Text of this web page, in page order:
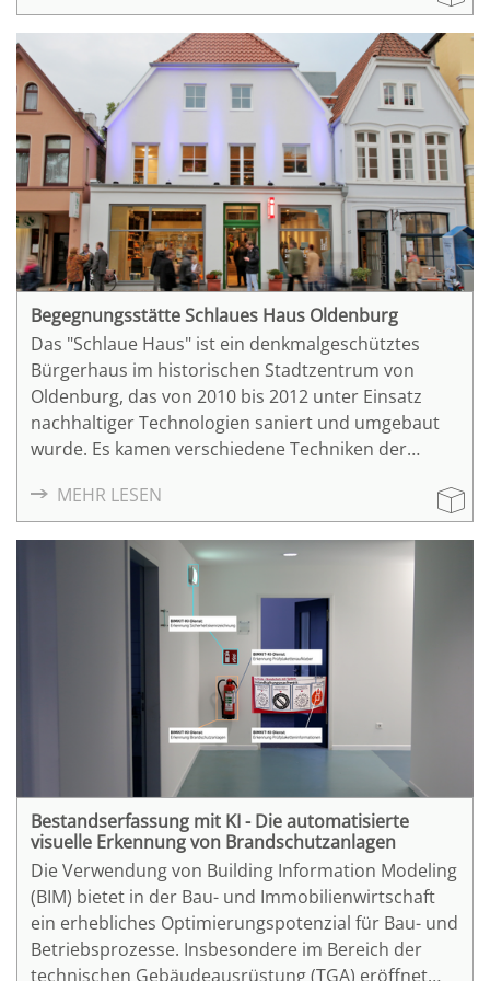
im Sockel, im Sohlbereich an Stützen und Wänden
von Tiefgaragen dieser Art sind keine Seltenheit,
weshalb dieses Umsetzungsprojekt einen
beispielhaften Charakter hat.
Begegnungsstätte Schlaues Haus Oldenburg
Das "Schlaue Haus" ist ein denkmalgeschütztes
Bürgerhaus im historischen Stadtzentrum von
Oldenburg, das von 2010 bis 2012 unter Einsatz
nachhaltiger Technologien saniert und umgebaut
wurde. Es kamen verschiedene Techniken der
Tragwerksmodell modelliert und attributisiert
werden konnte.
MEHR LESEN
Bestandserfassung mit KI - Die automatisierte
visuelle Erkennung von Brandschutzanlagen
Die Verwendung von Building Information Modeling
(BIM) bietet in der Bau- und Immobilienwirtschaft
ein erhebliches Optimierungspotenzial für Bau- und
Betriebsprozesse. Insbesondere im Bereich der
technischen Gebäudeausrüstung (TGA) eröffnet